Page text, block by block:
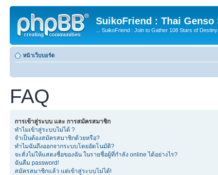
SuikoFriend : Thai Genso
... SuikoFriend : Join to Gather 108 Stars of
หน้าเว็บบอร์ด
FAQ
การเข้าสู่ระบบ และ การสมัครสมาชิก
ทำไมเข้าสู่ระบบไม่ได้ ?
จำเป็นต้องสมัครสมาชิกด้วยหรือ?
ทำไมฉันถึงออกจากระบบโดยอัตโนมัติ?
จะสั่งไม่ให้แสดงชื่อของฉัน ในรายชื่อผู้ที่กำลัง online ได้อย่างไร?
ฉันลืม password!
สมัครสมาชิกแล้ว แต่เข้าสู่ระบบไม่ได้!